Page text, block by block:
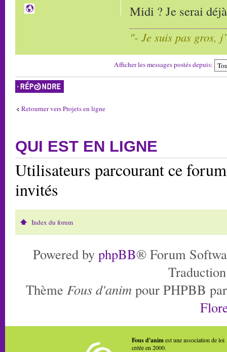
Midi ? Je serai
"- Je suis pas gros,
Afficher les messages postés depuis:
Répondre
Retourner vers Projets en ligne
QUI EST EN LIGNE
Utilisateurs parcourant ce
invités
Index du forum
Powered by phpBB® Forum
Thème Fous d'anim pour PHPBB
Fous d'animest une association de loi
créée en 2000.